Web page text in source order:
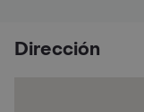
Dirección